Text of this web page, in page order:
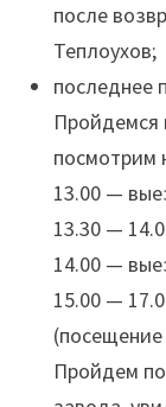
после
Теплоухов;
последнее
Пройдемся
посмотрим
13.00 —
13.30 —
14.00 —
15.00 —
Пройдем